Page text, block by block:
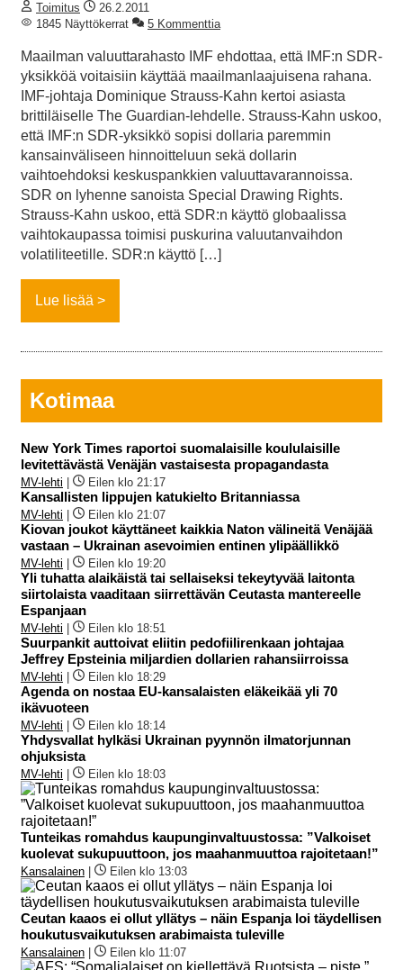
Toimitus
26.2.2011
1845 Näyttökerrat
5 Kommenttia
Maailman valuuttarahasto IMF ehdottaa, että IMF:n SDR-
yksikköä voitaisiin käyttää maailmanlaajuisena rahana.
IMF-johtaja Dominique Strauss-Kahn kertoi asiasta
brittiläiselle The Guardian-lehdelle. Strauss-Kahn uskoo,
että IMF:n SDR-yksikkö sopisi dollaria paremmin
kansainväliseen hinnoitteluun sekä dollarin
vaihtoehdoksi keskuspankkien valuuttavarannoissa.
SDR on lyhenne sanoista Special Drawing Rights.
Strauss-Kahn uskoo, että SDR:n käyttö globaalissa
vaihtokaupassa toimisi puskurina valuutanvaihdon
volatiliteetille. SDR:n käyttö […]
Lue lisää
Kotimaa
New York Times raportoi suomalaisille koululaisille
levitettävästä Venäjän vastaisesta propagandasta
MV-lehti | Eilen klo 21:17
Kansallisten lippujen katukielto Britanniassa
MV-lehti | Eilen klo 21:07
Kiovan joukot käyttäneet kaikkia Naton välineitä Venäjää
vastaan – Ukrainan asevoimien entinen ylipäällikkö
MV-lehti | Eilen klo 19:20
Yli tuhatta alaikäistä tai sellaiseksi tekeytyvää laitonta
siirtolaista vaaditaan siirrettävän Ceutasta mantereelle
Espanjaan
MV-lehti | Eilen klo 18:51
Suurpankit auttoivat eliitin pedofiilirenkaan johtajaa
Jeffrey Epsteinia miljardien dollarien rahansiirroissa
MV-lehti | Eilen klo 18:29
Agenda on nostaa EU-kansalaisten eläkeikää yli 70
ikävuoteen
MV-lehti | Eilen klo 18:14
Yhdysvallat hylkäsi Ukrainan pyynnön ilmatorjunnan
ohjuksista
MV-lehti | Eilen klo 18:03
Tunteikas romahdus kaupunginvaltuustossa: ”Valkoiset
kuolevat sukupuuttoon, jos maahanmuuttoa rajoitetaan!”
Kansalainen | Eilen klo 13:03
Ceutan kaaos ei ollut yllätys – näin Espanja loi täydellisen
houkutusvaikutuksen arabimaista tuleville
Kansalainen | Eilen klo 11:07